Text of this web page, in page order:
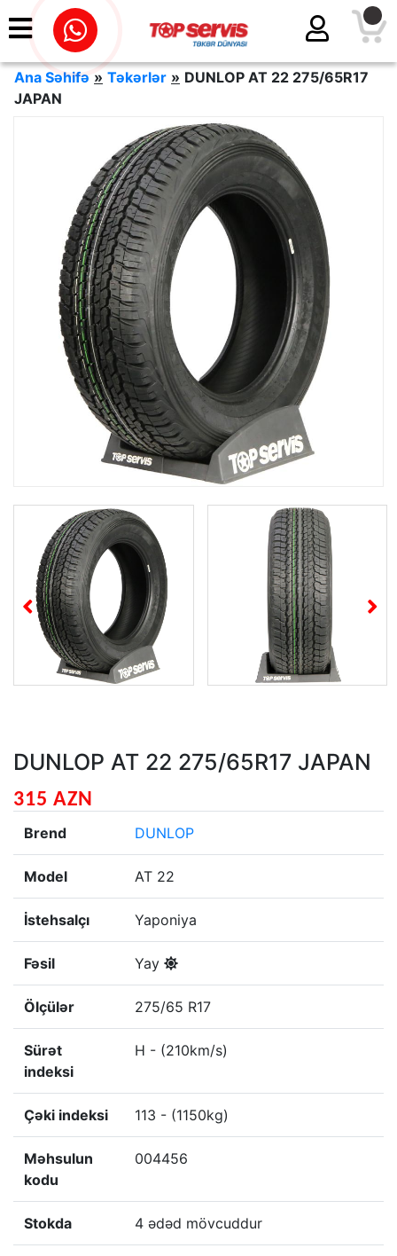
Ana Səhifə » Təkərlər » DUNLOP AT 22 275/65R17
JAPAN
DUNLOP AT 22 275/65R17 JAPAN
315 AZN
Brend DUNLOP
Model AT 22
İstehsalçı Yaponiya
Fəsil Yay
Ölçülər 275/65 R17
Sürət
indeksi
H - (210km/s)
Çəki indeksi 113 - (1150kg)
Məhsulun
kodu
004456
Stokda 4 ədəd mövcuddur